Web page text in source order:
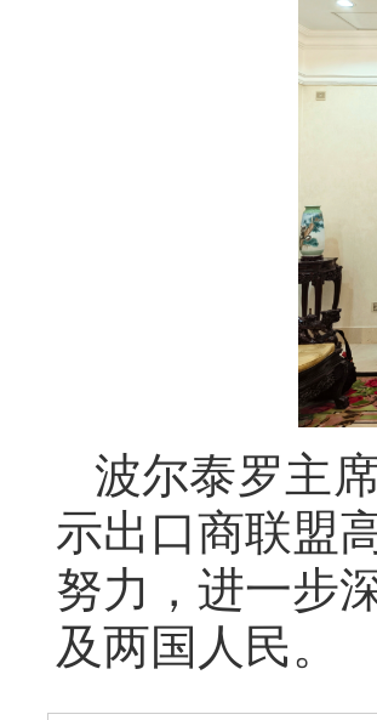
波尔泰罗主
示出口商联盟
努力，进一步
及两国人民。